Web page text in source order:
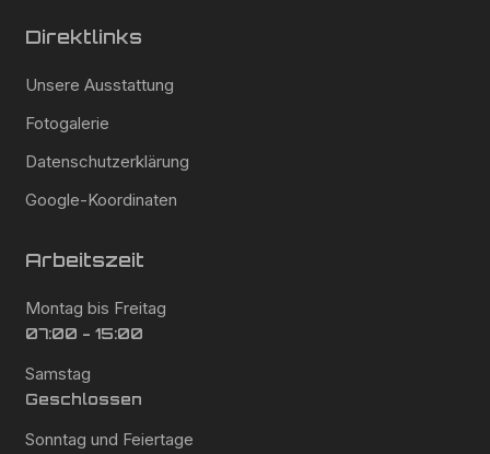
Direktlinks
Unsere Ausstattung
Fotogalerie
Datenschutzerklärung
Google-Koordinaten
Arbeitszeit
Montag bis Freitag
07:00 - 15:00
Samstag
Geschlossen
Sonntag und Feiertage